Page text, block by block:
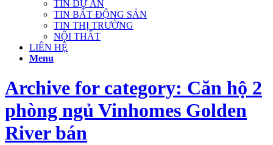
TIN DỰ ÁN
TIN BẤT ĐỘNG SẢN
TIN THỊ TRƯỜNG
NỘI THẤT
LIÊN HỆ
Menu
Archive for category: Căn hộ 2
phòng ngủ Vinhomes Golden
River bán